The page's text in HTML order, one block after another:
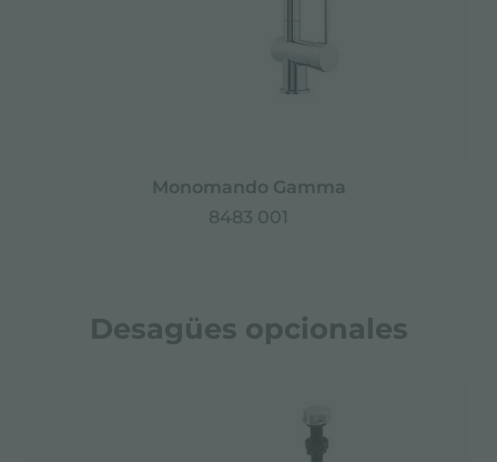
Monomando Gamma
8483 001
Desagües opcionales